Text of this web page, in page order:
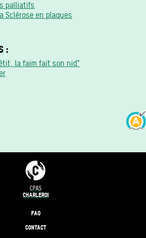
palliatifs
Sclérose en plaques
:
la faim fait son nid"
CPAS
CHARLEROI
FAQ
CONTACT